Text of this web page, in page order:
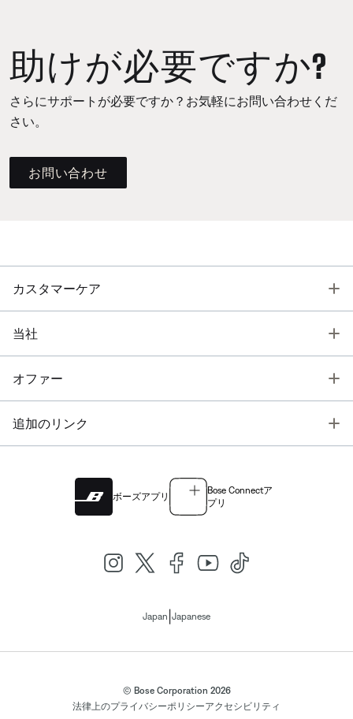
助けが必要ですか?
さらにサポートが必要ですか？お気軽にお問い合わせくだ
さい。
お問い合わせ
カスタマーケア
当社
オファー
追加のリンク
ボーズアプリ
Bose Connectア
プリ
Japan Japanese
© Bose Corporation 2026
法律上のプライバシーポリシーアクセシビリティ